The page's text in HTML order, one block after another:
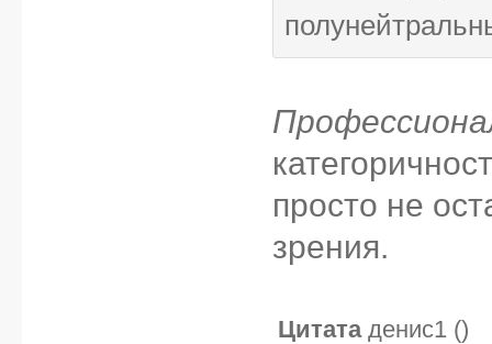
просто не
зрения.
Цитата денис1 ()